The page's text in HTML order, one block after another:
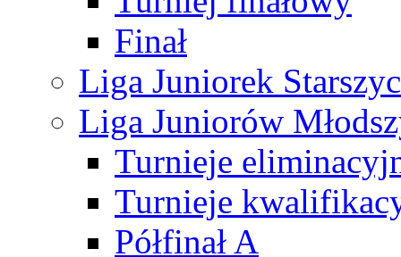
Finał
Liga Juniorek
Liga Juniorów
Turnieje
Turnieje
Półfinał A